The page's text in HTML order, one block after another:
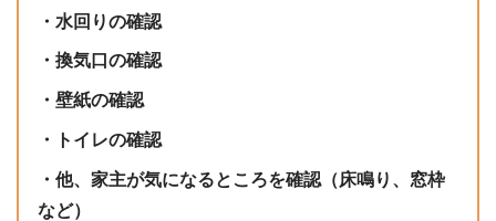
・水回りの確認
・換気口の確認
・壁紙の確認
・トイレの確認
・他、家主が気になるところを確認（床鳴り、窓枠
など）